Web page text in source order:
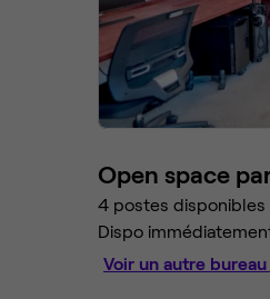
Open space
4 postes disponibles
Dispo
Voir un autre